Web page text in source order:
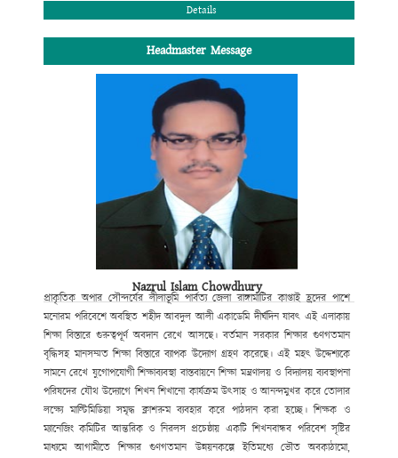
Details
Headmaster Message
Nazrul Islam Chowdhury
প্রাকৃতিক অপার সৌন্দর্যের লীলাভূমি পার্বত্য জেলা রাঙ্গামাটির কাপ্তাই হ্রদের পাশে
মনোরম পরিবেশে অবস্থিত শহীদ আবদুল আলী একাডেমি দীর্ঘদিন যাবৎ এই এলাকায়
শিক্ষা বিস্তারে গুরুত্বপূর্ণ অবদান রেখে আসছে। বর্তমান সরকার শিক্ষার গুণগতমান
বৃদ্ধিসহ মানসম্মত শিক্ষা বিস্তারে ব্যাপক উদ্যোগ গ্রহণ করেছে। এই মহৎ উদ্দেশ্যকে
সামনে রেখে যুগোপযোগী শিক্ষাব্যবস্থা বাস্তবায়নে শিক্ষা মন্ত্রণালয় ও বিদ্যালয় ব্যবস্থাপনা
পরিষদের যৌথ উদ্যোগে শিখন শিখানো কার্যক্রম উৎসাহ ও আনন্দমুখর করে তোলার
লক্ষ্যে মাল্টিমিডিয়া সমৃদ্ধ ক্লাশরুম ব্যবহার করে পাঠদান করা হচ্ছে। শিক্ষক ও
ম্যানেজিং কমিটির আন্তরিক ও নিরলস প্রচেষ্ঠায় একটি শিখনবান্ধব পরিবেশ সৃষ্টির
মাধ্যমে আগামীতে শিক্ষার গুণগতমান উন্নয়নকল্পে ইতিমধ্যে ভৌত অবকাঠামো,